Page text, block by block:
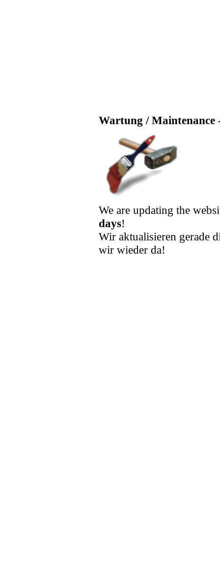
Wartung / Maintenance
We are updating the
days!
Wir aktualisieren gerade
wir wieder da!